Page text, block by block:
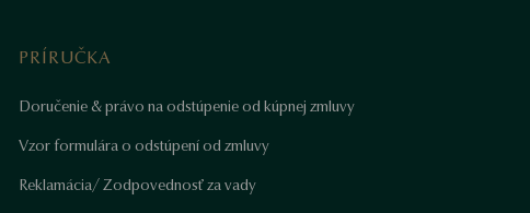
PRÍRUČKA
Doručenie & právo na odstúpenie od kúpnej zmluvy
Vzor formulára o odstúpení od zmluvy
Reklamácia/ Zodpovednosť za vady